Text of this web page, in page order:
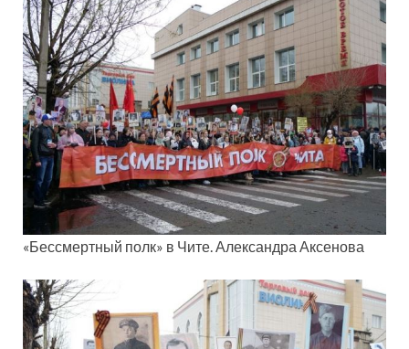
«Бессмертный полк» в Чите. Александра Аксенова